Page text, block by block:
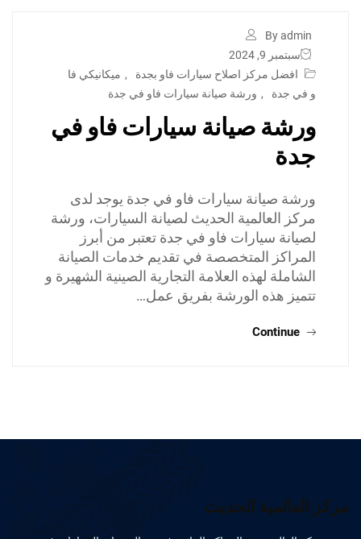
By admin
سبتمبر 9, 2024
افضل مركز اصلاح سيارات فاو بجدة
, ميكانيكي فا
و في جدة
, ورشة صيانة سيارات فاو في جدة
ورشة صيانة سيارات فاو في
جدة
ورشة صيانة سيارات فاو في جدة يوجد لدى
مركز العالمية الحديث لصيانة السيارات، ورشة
لصيانة سيارات فاو في جدة تعتبر من أبرز
المراكز المتخصصة في تقديم خدمات الصيانة
الشاملة لهذه العلامة التجارية الصينية الشهيرة و
تتميز هذه الورشة بفريق عمل…
Continue
مركز العالمية الحديث